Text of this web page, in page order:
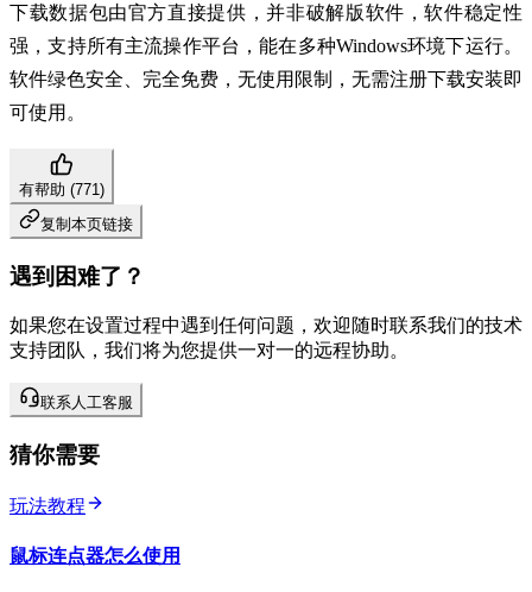
下载数据包由官方直接提供，并非破解版软件，软件稳定性
强，支持所有主流操作平台，能在多种Windows环境下运行。
软件绿色安全、完全免费，无使用限制，无需注册下载安装即
可使用。
有帮助 (771 )
复制本页链接
遇到困难了？
如果您在设置过程中遇到任何问题，欢迎随时联系我们的技术
支持团队，我们将为您提供一对一的远程协助。
联系人工客服
猜你需要
玩法教程
鼠标连点器怎么使用